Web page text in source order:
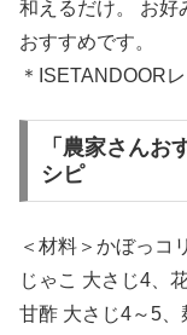
和えるだけ。 お好
おすすめです。
＊ISETANDOOR
「農家さんお
シピ
＜材料＞かぼっコ
じゃこ 大さじ4、
甘酢 大さじ4～5、